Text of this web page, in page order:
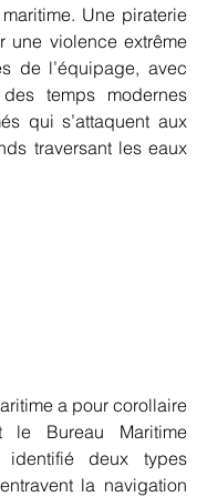
Une piraterie
une violence extrême
de l’équipage, avec
temps modernes
qui s’attaquent aux
traversant les eaux
a pour corollaire
le Bureau Maritime
identifié deux types
la navigation